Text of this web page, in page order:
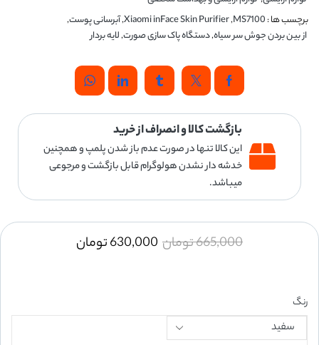
برچسب ها :MS7100
,
Xiaomi inFace Skin Purifier
,آبرسانی پوست,
از بین بردن جوش سر سیاه,دستگاه پاک سازی صورت,لایه بردار
بازگشت کالا و انصراف از خرید
این کالا تنها در صورت عدم باز شدن پلمپ و همچنین
خدشه دار نشدن هولوگرام قابل بازگشت و مرجوعی
میباشد.
665,000تومان 630,000تومان
رنگ